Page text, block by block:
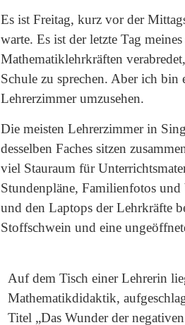
Es ist Freitag, kurz vor der
warte. Es ist der letzte Tag
Mathematiklehrkräften
Schule zu sprechen. Aber ich
Lehrerzimmer umzusehen.
Die meisten Lehrerzimmer in
desselben Faches sitzen
viel Stauraum für
Stundenpläne, Familienfotos
und den Laptops der Lehrkräfte
Stoffschwein und eine
Auf dem Tisch einer Lehrerin
Mathematikdidaktik,
Titel „Das Wunder der